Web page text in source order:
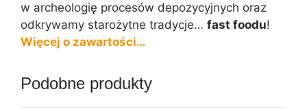
w archeologię procesów depozycyjnych oraz
odkrywamy starożytne tradycje… fast foodu!
Więcej o zawartości…
Podobne produkty